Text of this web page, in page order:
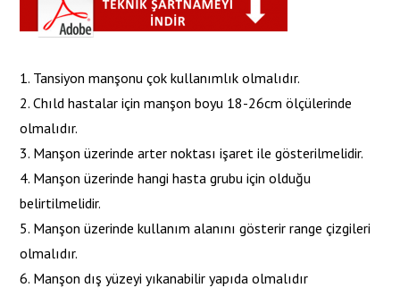
1. Tansiyon manşonu çok kullanımlık olmalıdır.
2. Chıld hastalar için manşon boyu 18-26cm ölçülerinde
olmalıdır.
3. Manşon üzerinde arter noktası işaret ile gösterilmelidir.
4. Manşon üzerinde hangi hasta grubu için olduğu
belirtilmelidir.
5. Manşon üzerinde kullanım alanını gösterir range çizgileri
olmalıdır.
6. Manşon dış yüzeyi yıkanabilir yapıda olmalıdır